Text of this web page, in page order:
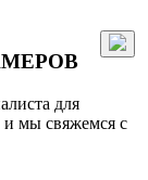
для
и мы свяжемся с